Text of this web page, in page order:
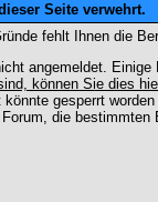
Seite verwehrt.
fehlt Ihnen die
angemeldet.
können Sie dies
könnte gesperrt
die